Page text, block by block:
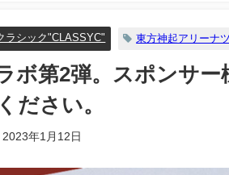
ラシック"CLASSYC" 東方神起アリーナ
ボ第2弾。スポンサ
ださい。
2023年1月12日